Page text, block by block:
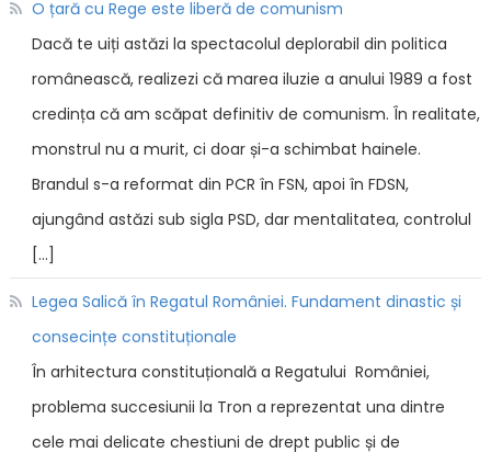
O țară cu Rege este liberă de comunism
Dacă te uiți astăzi la spectacolul deplorabil din politica
românească, realizezi că marea iluzie a anului 1989 a fost
credința că am scăpat definitiv de comunism. În realitate,
monstrul nu a murit, ci doar și-a schimbat hainele.
Brandul s-a reformat din PCR în FSN, apoi în FDSN,
ajungând astăzi sub sigla PSD, dar mentalitatea, controlul
[…]
Legea Salică în Regatul României. Fundament dinastic și
consecințe constituționale
În arhitectura constituțională a Regatului României,
problema succesiunii la Tron a reprezentat una dintre
cele mai delicate chestiuni de drept public și de